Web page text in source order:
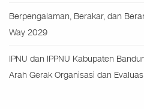
Berpengalaman, Berakar, dan
Way 2029
IPNU dan IPPNU Kabupaten
Arah Gerak Organisasi dan